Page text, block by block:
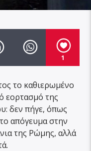
1
το καθιερωμένο
εορτασμό της
δεν πήγε, όπως
απόγευμα στην
της Ρώμης, αλλά